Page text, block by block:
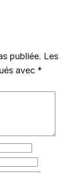
publiée. Les
avec *